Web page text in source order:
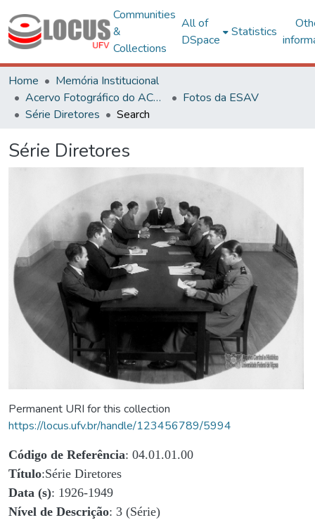
Communities
&
Collections
All of
DSpace
Statistics
Home
Memória Institucional
Acervo Fotográfico do ACH-UFV
Fotos da ESAV
Série Diretores
Search
Série Diretores
Permanent URI for this collection
https://locus.ufv.br/handle/123456789/5994
Código de Referência: 04.01.01.00
Título:Série Diretores
Data (s): 1926-1949
Nível de Descrição: 3 (Série)